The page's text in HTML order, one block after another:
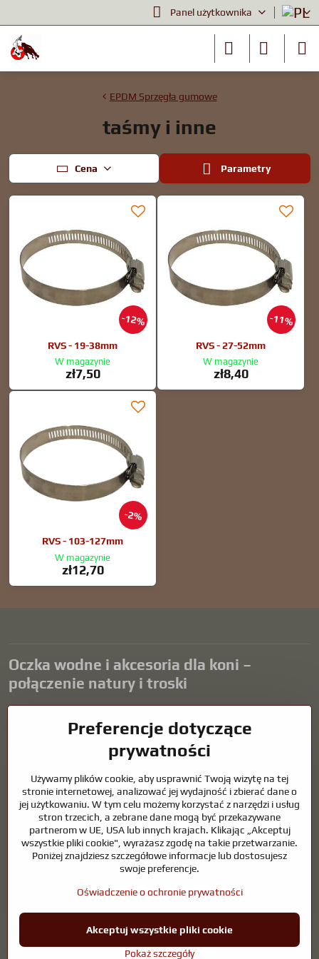
Panel użytkownika
EPDM Sprzęgła gumowe
taśmy i inne
Cena Parametry
12%
RVS - 19-38mm
W magazynie
zł7,50
11%
RVS - 27-52mm
W magazynie
zł8,40
2%
RVS - 103-127mm
W magazynie
zł12,70
Oczka wodne i akcesoria dla koni –
połączenie natury i troski
harmonijne środowisko sprzyjające relaksowi i życiu zwierząt
wodnych. Odpowiednia technologia, filtracja i regularna
konserwacja są kluczem do czystej wody i zdrowego stawu przez
naszego życia.
Konie wymagają wysokiej jakości sprzętu jeździeckiego,
odpowiedniego odżywiania i odpowiedzialnej opieki, aby być zdrowe,
silne i zadowolone. Niezależnie od tego, czy chodzi o sprzęt dla
jeźdźców, hodowców, czy miłośników natury, celem jest stworzenie
środowiska, które wspiera naturalną równowagę, bezpieczeństwo i
©2026Prawa autorskie
Preferencje dotyczące prywatności
Oświadczenie o ochronie prywatności
Preferencje dotyczące
prywatności
Używamy plików cookie, aby usprawnić Twoją wizytę na tej
stronie internetowej, analizować jej wydajność i zbierać dane o
jej użytkowaniu. W tym celu możemy korzystać z narzędzi i usług
stron trzecich, a zebrane dane mogą być przekazywane
partnerom w UE, USA lub innych krajach. Klikając „Akceptuj
wszystkie pliki cookie", wyrażasz zgodę na takie przetwarzanie.
Poniżej znajdziesz szczegółowe informacje lub dostosujesz
swoje preferencje.
Oświadczenie o ochronie prywatności
Pokaż szczegóły
Akceptuj wszystkie pliki cookie